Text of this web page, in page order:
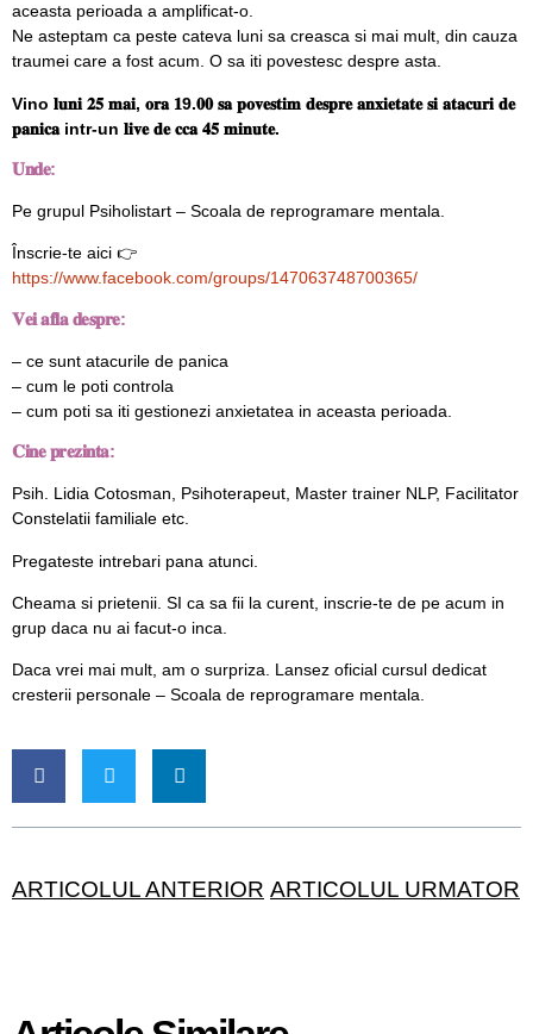
aceasta perioada a amplificat-o.
Ne asteptam ca peste cateva luni sa creasca si mai mult, din cauza
traumei care a fost acum. O sa iti povestesc despre asta.
Vino 𝐥𝐮𝐧𝐢 𝟐𝟓 𝐦𝐚𝐢, 𝐨𝐫𝐚 𝟏9.𝟎𝟎 𝐬𝐚 𝐩𝐨𝐯𝐞𝐬𝐭𝐢𝐦 𝐝𝐞𝐬𝐩𝐫𝐞 𝐚𝐧𝐱𝐢𝐞𝐭𝐚𝐭𝐞 𝐬𝐢 𝐚𝐭𝐚𝐜𝐮𝐫𝐢 𝐝𝐞
𝐩𝐚𝐧𝐢𝐜𝐚 intr-un 𝐥𝐢𝐯𝐞 𝐝𝐞 𝐜𝐜𝐚 𝟒𝟓 𝐦𝐢𝐧𝐮𝐭𝐞.
𝐔𝐧𝐝𝐞:
Pe grupul Psiholistart – Scoala de reprogramare mentala
Înscrie-te aici 👉
https://www.facebook.com/groups/147063748700365/
𝐕𝐞𝐢 𝐚𝐟𝐥𝐚 𝐝𝐞𝐬𝐩𝐫𝐞:
– ce sunt atacurile de panica
– cum le poti controla
– cum poti sa iti gestionezi anxietatea in aceasta perioada.
𝐂𝐢𝐧𝐞 𝐩𝐫𝐞𝐳𝐢𝐧𝐭𝐚:
Psih. Lidia Cotosman, Psihoterapeut, Master trainer NLP, Facilitator
Constelatii familiale etc.
Pregateste intrebari pana atunci.
Cheama si prietenii. SI ca sa fii la curent, inscrie-te de pe acum in
grup daca nu ai facut-o inca.
Daca vrei mai mult, am o surpriza. Lansez oficial cursul dedicat
cresterii personale – Scoala de reprogramare mentala.
ARTICOLUL ANTERIOR ARTICOLUL URMATOR